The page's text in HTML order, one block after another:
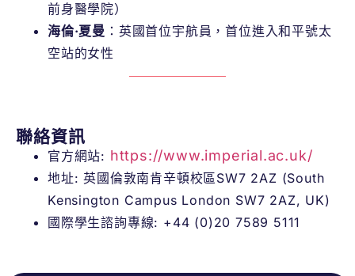
前身醫學院）
海倫·夏曼 ：英國首位宇航員，首位進入和平號太
空站的女性
聯絡資訊
官方網站: https://www.imperial.ac.uk/
地址: 英國倫敦南肯辛頓校區SW7 2AZ (South
Kensington Campus London SW7 2AZ, UK)
國際學生諮詢專線: +44 (0)20 7589 5111